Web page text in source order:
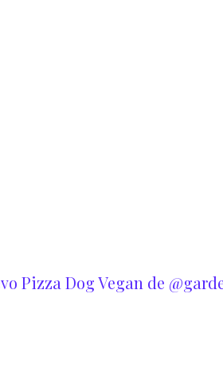
Pizza Dog Vegan de